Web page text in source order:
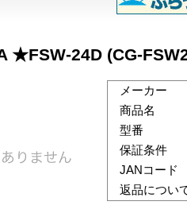
★FSW-24D (CG-
メーカー
商品名
型番
保証条件
JANコード
返品につい